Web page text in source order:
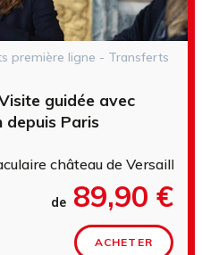
première ligne - Transferts
guidée avec
depuis Paris
château de Versailles
de 89,90 €
ACHETER